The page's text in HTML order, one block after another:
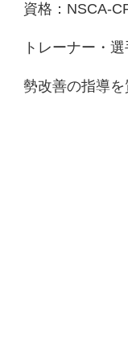
資格：NSCA-
トレーナー・
勢改善の指導を